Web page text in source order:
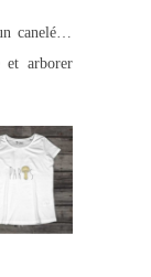
canelé…
arborer